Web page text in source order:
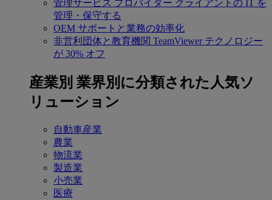
管理サービス プロバイダー クライアントの IT を
管理・保守する
OEM サポートと業務の効率化
非営利団体と教育機関 TeamViewer テクノロジー
が 30% オフ
産業別 業界別に分類された人気ソ
リューション
自動車産業
農業
物流業
製造業
小売業
医療